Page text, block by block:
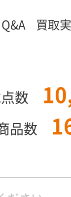
Q&A 買取
点数
品数